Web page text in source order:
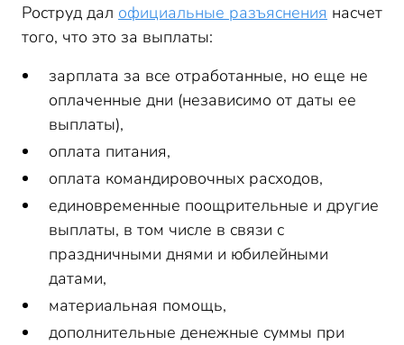
Роструд дал официальные разъяснения насчет
того, что это за выплаты:
зарплата за все отработанные, но еще не
оплаченные дни (независимо от даты ее
выплаты),
оплата питания,
оплата командировочных расходов,
единовременные поощрительные и другие
выплаты, в том числе в связи с
праздничными днями и юбилейными
датами,
материальная помощь,
дополнительные денежные суммы при